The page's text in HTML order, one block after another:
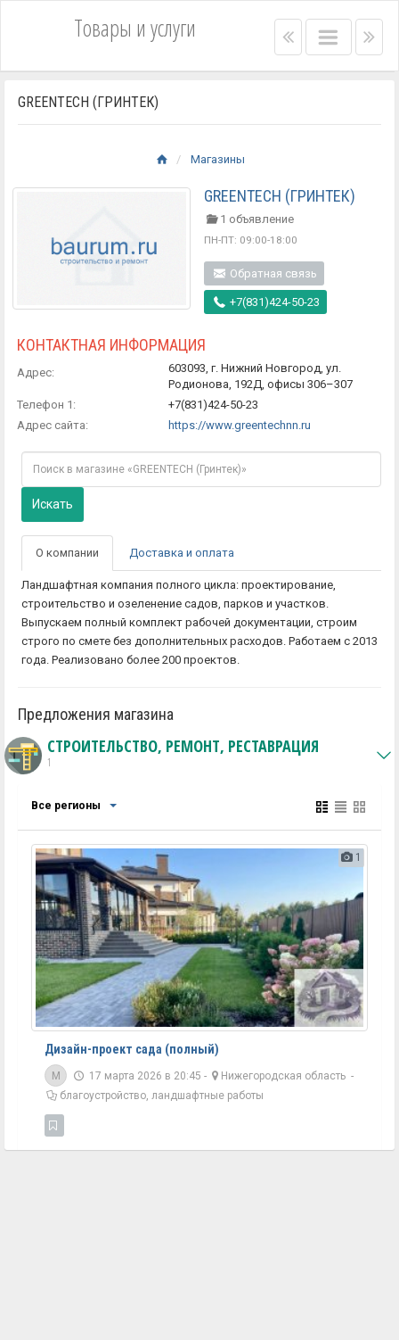
Товары и услуги Left
bar
Main
menu
Right
menu
bar
GREENTECH (ГРИНТЕК)
Магазины
GREENTECH (ГРИНТЕК)
1 объявление
ПН-ПТ: 09:00-18:00
Обратная связь
+7(831)424-50-23
КОНТАКТНАЯ ИНФОРМАЦИЯ
Адрес:
603093, г. Нижний Новгород, ул.
Родионова, 192Д, офисы 306–307
Телефон 1:
+7(831)424-50-23
Адрес сайта:
https://www.greentechnn.ru
Искать
О компании Доставка и оплата
Ландшафтная компания полного цикла: проектирование,
строительство и озеленение садов, парков и участков.
Выпускаем полный комплект рабочей документации, строим
строго по смете без дополнительных расходов. Работаем с 2013
года. Реализовано более 200 проектов.
Предложения магазина
СТРОИТЕЛЬСТВО, РЕМОНТ, РЕСТАВРАЦИЯ
1
Все регионы
1
Дизайн-проект сада (полный)
M 17 марта 2026 в 20:45 - Нижегородская область -
благоустройство, ландшафтные работы